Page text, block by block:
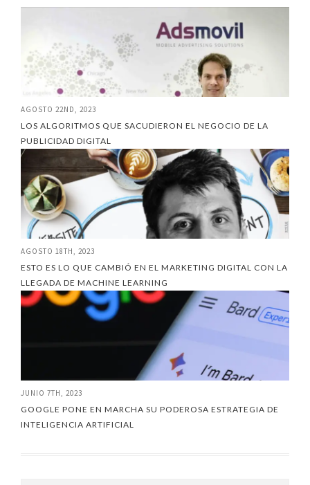
AGOSTO 22ND, 2023
LOS ALGORITMOS QUE SACUDIERON EL NEGOCIO DE LA
PUBLICIDAD DIGITAL
AGOSTO 18TH, 2023
ESTO ES LO QUE CAMBIÓ EN EL MARKETING DIGITAL CON LA
LLEGADA DE MACHINE LEARNING
JUNIO 7TH, 2023
GOOGLE PONE EN MARCHA SU PODEROSA ESTRATEGIA DE
INTELIGENCIA ARTIFICIAL